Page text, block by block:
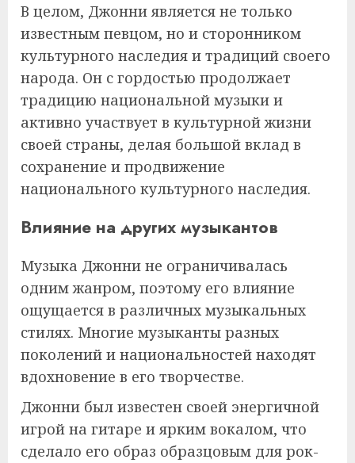
В целом, Джонни является не только
известным певцом, но и сторонником
культурного наследия и традиций своего
народа. Он с гордостью продолжает
традицию национальной музыки и
активно участвует в культурной жизни
своей страны, делая большой вклад в
сохранение и продвижение
национального культурного наследия.
Влияние на других музыкантов
Музыка Джонни не ограничивалась
одним жанром, поэтому его влияние
ощущается в различных музыкальных
стилях. Многие музыканты разных
поколений и национальностей находят
вдохновение в его творчестве.
Джонни был известен своей энергичной
игрой на гитаре и ярким вокалом, что
сделало его образ образцовым для рок-